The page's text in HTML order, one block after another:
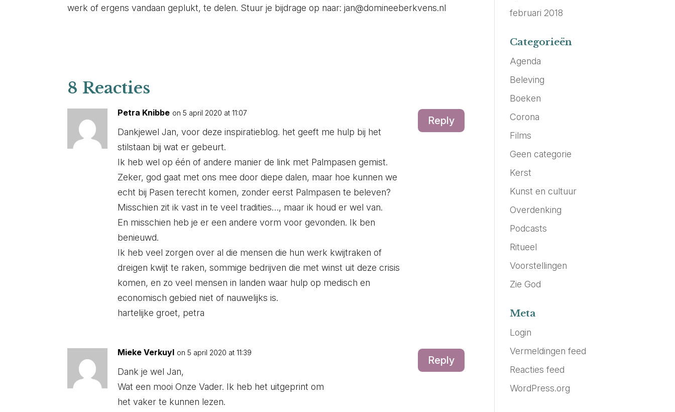
werk of ergens vandaan geplukt, te delen. Stuur je bijdrage op naar: jan@domineeberkvens.nl
8 Reacties
Petra Knibbe on 5 april 2020 at 11:07
Dankjewel Jan, voor deze inspiratieblog. het geeft me hulp bij het
stilstaan bij wat er gebeurt.
Ik heb wel op één of andere manier de link met Palmpasen gemist.
Zeker, god gaat met ons mee door diepe dalen, maar hoe kunnen we
echt bij Pasen terecht komen, zonder eerst Palmpasen te beleven?
Misschien zit ik vast in te veel tradities…, maar ik houd er wel van.
En misschien heb je er een andere vorm voor gevonden. Ik ben
benieuwd.
Ik heb veel zorgen over al die mensen die hun werk kwijtraken of
dreigen kwijt te raken, sommige bedrijven die met winst uit deze crisis
komen, en zo veel mensen in landen waar hulp op medisch en
economisch gebied niet of nauwelijks is.
hartelijke groet, petra
Reply
Mieke Verkuyl on 5 april 2020 at 11:39
Dank je wel Jan,
Wat een mooi Onze Vader. Ik heb het uitgeprint om
het vaker te kunnen lezen.
Reply
februari 2018
Categorieën
Agenda
Beleving
Boeken
Corona
Films
Geen categorie
Kerst
Kunst en cultuur
Overdenking
Podcasts
Ritueel
Voorstellingen
Zie God
Meta
Login
Vermeldingen feed
Reacties feed
WordPress.org